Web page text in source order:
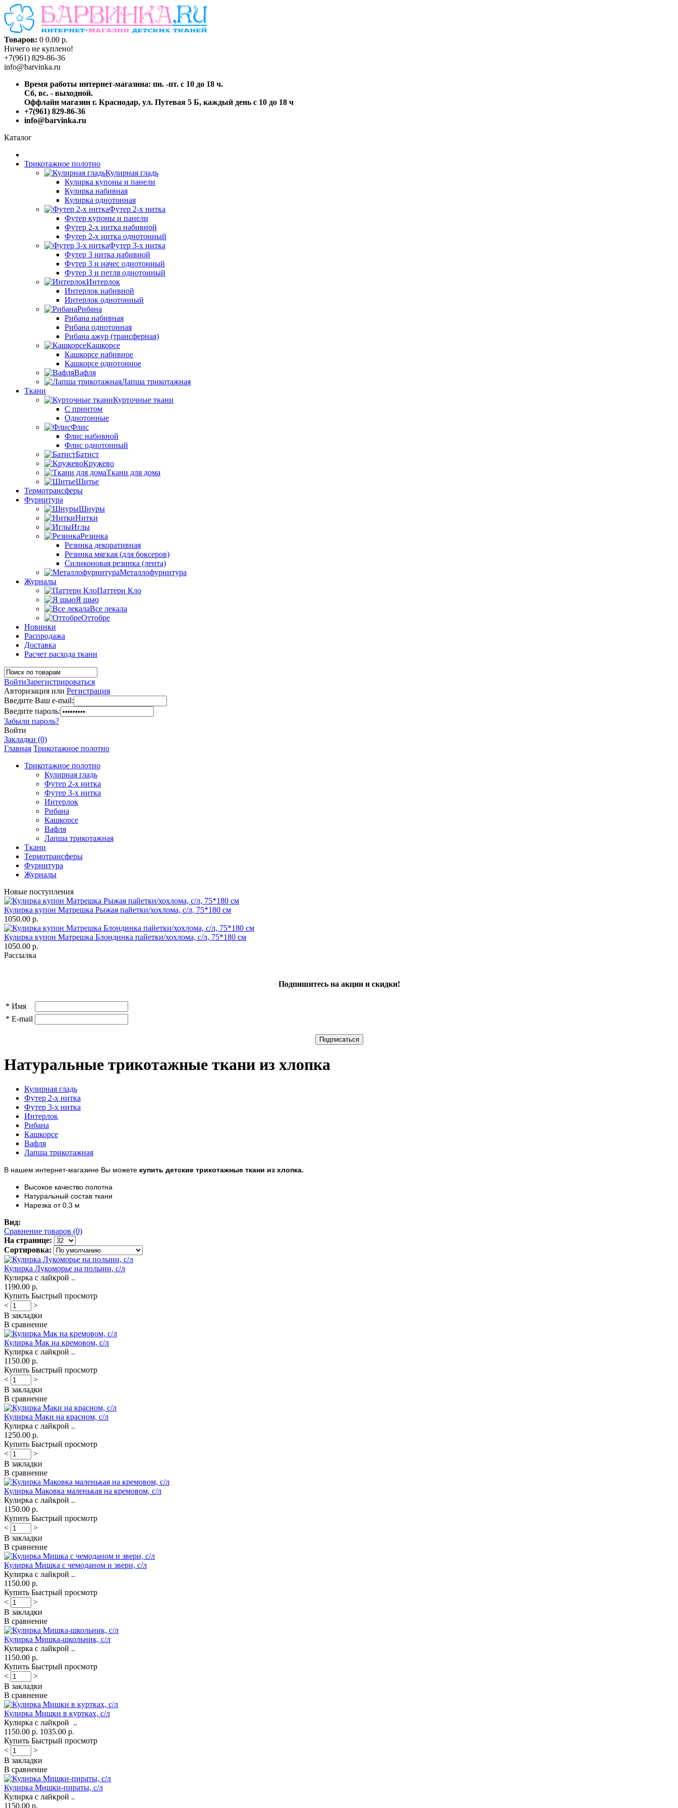
Товаров: 0 0.00 р.
Ничего не куплено!
+7(961) 829-86-36
info@barvinka.ru
Время работы интернет-магазина: пн. -пт. с 10 до 18 ч.
Сб, вс. - выходной.
Оффлайн магазин г. Краснодар, ул. Путевая 5 Б, каждый день с 10 до 18 ч
+7(961) 829-86-36
info@barvinka.ru
Каталог
Трикотажное полотно
Кулирная гладь
Кулирка купоны и панели
Кулирка набивная
Кулирка однотонная
Футер 2-х нитка
Футер купоны и панели
Футер 2-х нитка набивной
Футер 2-х нитка однотонный
Футер 3-х нитка
Футер 3 нитка набивной
Футер 3 н начес однотонный
Футер 3 н петля однотонный
Интерлок
Интерлок набивной
Интерлок однотонный
Рибана
Рибана набивная
Рибана однотонная
Рибана ажур (трансферная)
Кашкорсе
Кашкорсе набивное
Кашкорсе однотонное
Вафля
Лапша трикотажная
Ткани
Курточные ткани
С принтом
Однотонные
Флис
Флис набивной
Флис однотонный
Батист
Кружево
Ткани для дома
Шитье
Термотрансферы
Фурнитура
Шнуры
Нитки
Иглы
Резинка
Резинка декоративная
Резинка мягкая (для боксеров)
Силиконовая резинка (лента)
Металлофурнитура
Журналы
Паттерн Кло
Я шью
Все лекала
Оттобре
Новинки
Распродажа
Доставка
Расчет расхода ткани
ВойтиЗарегистрироваться
Авторизация или Регистрация
Введите Ваш e-mail:
Введите пароль:
Забыли пароль?
Войти
Закладки (0)
Главная Трикотажное полотно
Трикотажное полотно
Кулирная гладь
Футер 2-х нитка
Футер 3-х нитка
Интерлок
Рибана
Кашкорсе
Вафля
Лапша трикотажная
Ткани
Термотрансферы
Фурнитура
Журналы
Новые поступления
Кулирка купон Матрешка Рыжая пайетки/хохлома, с/л, 75*180 см
1050.00 р.
Кулирка купон Матрешка Блондинка пайетки/хохлома, с/л, 75*180 см
1050.00 р.
Рассылка
Подпишитесь на акции и скидки!
* Имя
* E-mail
Натуральные трикотажные ткани из хлопка
Кулирная гладь
Футер 2-х нитка
Футер 3-х нитка
Интерлок
Рибана
Кашкорсе
Вафля
Лапша трикотажная
В нашем интернет-магазине Вы можете купить детские трикотажные ткани из хлопка.
Высокое качество полотна
Натуральный состав ткани
Нарезка от 0,3 м
Вид:
Сравнение товаров (0)
На странице:
Сортировка:
Кулирка Лукоморье на полыни, с/л
Кулирка с лайкрой ..
1190.00 р.
Купить Быстрый просмотр
<
>
В закладки
В сравнение
Кулирка Мак на кремовом, с/л
Кулирка с лайкрой ..
1150.00 р.
Купить Быстрый просмотр
<
>
В закладки
В сравнение
Кулирка Маки на красном, с/л
Кулирка с лайкрой ..
1250.00 р.
Купить Быстрый просмотр
<
>
В закладки
В сравнение
Кулирка Маковка маленькая на кремовом, с/л
Кулирка с лайкрой ..
1150.00 р.
Купить Быстрый просмотр
<
>
В закладки
В сравнение
Кулирка Мишка с чемоданом и звери, с/л
Кулирка с лайкрой ..
1150.00 р.
Купить Быстрый просмотр
<
>
В закладки
В сравнение
Кулирка Мишка-школьник, с/л
Кулирка с лайкрой ..
1150.00 р.
Купить Быстрый просмотр
<
>
В закладки
В сравнение
Кулирка Мишки в куртках, с/л
Кулирка с лайкрой ..
1150.00 р. 1035.00 р.
Купить Быстрый просмотр
<
>
В закладки
В сравнение
Кулирка Мишки-пираты, с/л
Кулирка с лайкрой ..
1150.00 р.